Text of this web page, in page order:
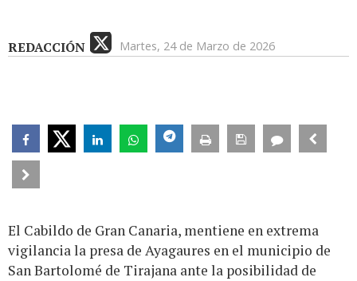
REDACCIÓN Martes, 24 de Marzo de 2026
El Cabildo de Gran Canaria, mentiene en extrema
vigilancia la presa de Ayagaures en el municipio de
San Bartolomé de Tirajana ante la posibilidad de